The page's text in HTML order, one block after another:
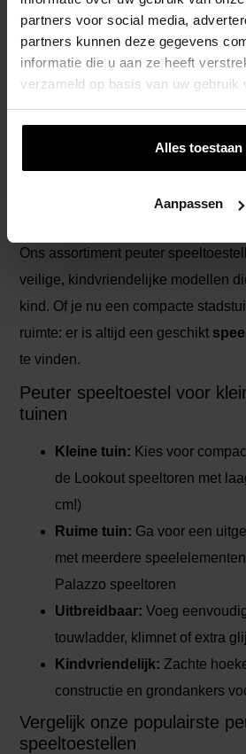
partners voor social media,
partners kunnen deze gegevens
informatie die u aan ze heeft
verzameld op basis van uw gebruik
Alles toestaan
Aanpassen
klimwand
Duurzaam materiaal en
Kindvriendelijke afwerking en
Tip:Wil je ook inspiratie voor
speeltoestellen met glijbaanof
Welk peuter speeltoestel
Ons assortiment peuter
veilige, kindvriendelijke modellen
kind. Of je nu een compacte
ruimte: er is altijd een geschikt
te vinden.
Peuter speeltoestel voor
tuinen
Kleine tuin: Kies voor
de Lookout speeltoren met
cm!)
Ruime tuin: Ga voor een
met meerdere
Palazzo speeltoren
Uitbreidbaar: Voeg
touwladder, klimnet of extra
Kindvriendelijk: Zachte
constructie en grondankers
Vergelijk onze populairste
speeltoestellen